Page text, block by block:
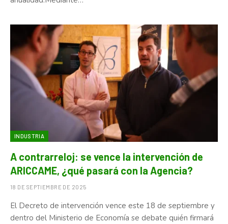
INDUSTRIA
A contrarreloj: se vence la intervención de
ARICCAME, ¿qué pasará con la Agencia?
18 DE SEPTIEMBRE DE 2025
El Decreto de intervención vence este 18 de septiembre y
dentro del Ministerio de Economía se debate quién firmará